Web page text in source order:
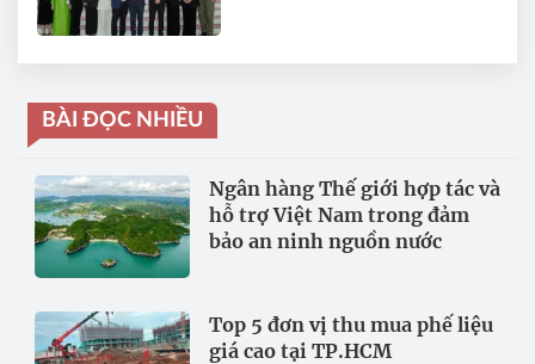
BÀI ĐỌC NHIỀU
Ngân hàng Thế giới hợp tác và
hỗ trợ Việt Nam trong đảm
bảo an ninh nguồn nước
Top 5 đơn vị thu mua phế liệu
giá cao tại TP.HCM